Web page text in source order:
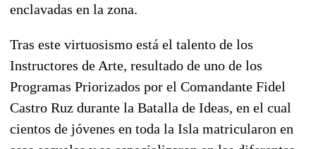
enclavadas en la zona.
Tras este virtuosismo está el talento de los
Instructores de Arte, resultado de uno de los
Programas Priorizados por el Comandante Fidel
Castro Ruz durante la Batalla de Ideas, en el cual
cientos de jóvenes en toda la Isla matricularon en